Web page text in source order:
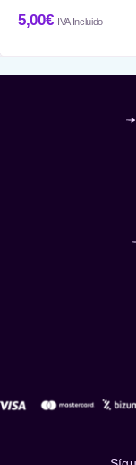
5,00€ IVA Incluido